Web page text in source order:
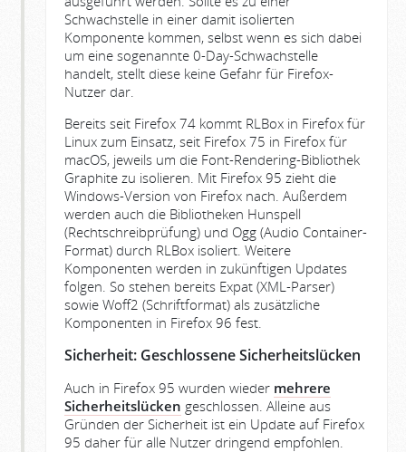
Schwachstelle in einer damit isolierten
Komponente kommen, selbst wenn es sich dabei
um eine sogenannte 0-Day-Schwachstelle
handelt, stellt diese keine Gefahr für Firefox-
Nutzer dar.
Bereits seit Firefox 74 kommt RLBox in Firefox für
Linux zum Einsatz, seit Firefox 75 in Firefox für
macOS, jeweils um die Font-Rendering-Bibliothek
Graphite zu isolieren. Mit Firefox 95 zieht die
Windows-Version von Firefox nach. Außerdem
werden auch die Bibliotheken Hunspell
(Rechtschreibprüfung) und Ogg (Audio Container-
Format) durch RLBox isoliert. Weitere
Komponenten werden in zukünftigen Updates
folgen. So stehen bereits Expat (XML-Parser)
sowie Woff2 (Schriftformat) als zusätzliche
Komponenten in Firefox 96 fest.
Sicherheit: Geschlossene Sicherheitslücken
Auch in Firefox 95 wurden wieder mehrere
Sicherheitslücken geschlossen. Alleine aus
Gründen der Sicherheit ist ein Update auf Firefox
95 daher für alle Nutzer dringend empfohlen.